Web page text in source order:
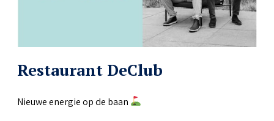
Restaurant DeClub
Nieuwe energie op de baan